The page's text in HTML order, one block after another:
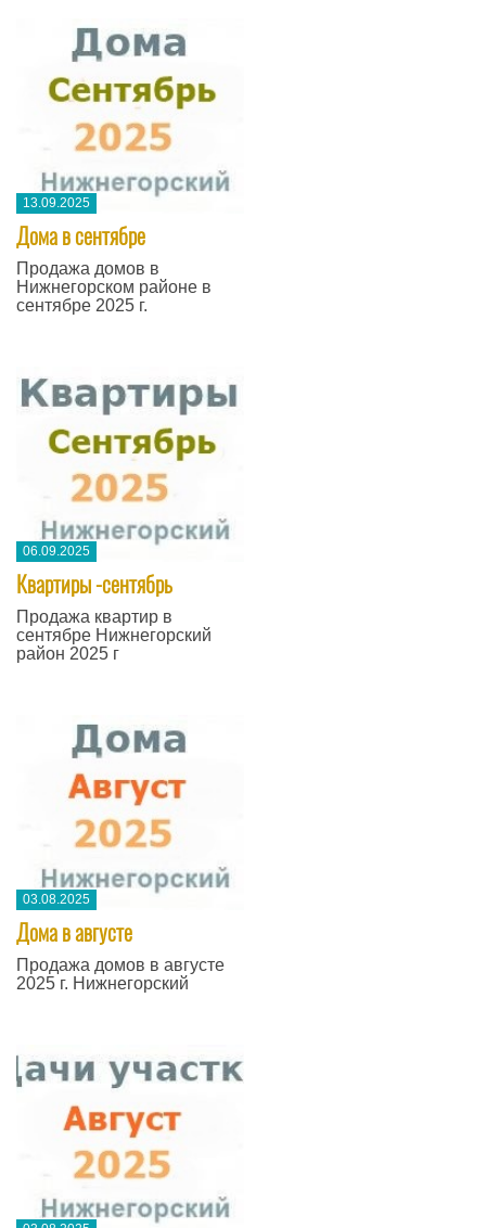
13.09.2025
Дома в сентябре
Продажа домов в
Нижнегорском районе в
сентябре 2025 г.
06.09.2025
Квартиры -сентябрь
Продажа квартир в
сентябре Нижнегорский
район 2025 г
03.08.2025
Дома в августе
Продажа домов в августе
2025 г. Нижнегорский